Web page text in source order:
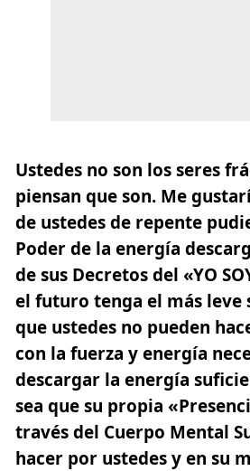
Ustedes no son los seres
piensan que son. Me
de ustedes de repente
Poder de la energía
de sus Decretos del «YO
el futuro tenga el más
que ustedes no pueden
con la fuerza y energía
descargar la energía
sea que su propia
través del Cuerpo Mental
hacer por ustedes y en su